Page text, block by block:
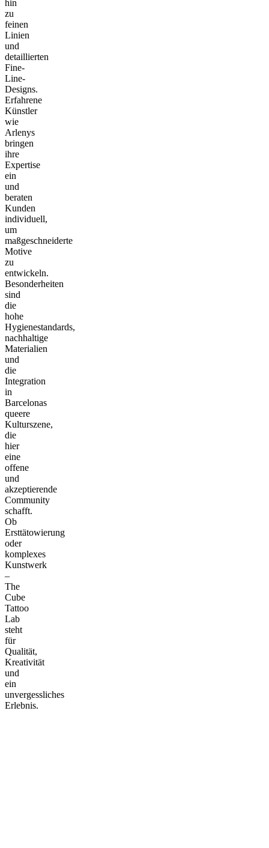
hin
zu
feinen
Linien
und
detaillierten
Fine-
Line-
Designs.
Erfahrene
Künstler
wie
Arlenys
bringen
ihre
Expertise
ein
und
beraten
Kunden
individuell,
um
maßgeschneiderte
Motive
zu
entwickeln.
Besonderheiten
sind
die
hohe
Hygienestandards,
nachhaltige
Materialien
und
die
Integration
in
Barcelonas
queere
Kulturszene,
die
hier
eine
offene
und
akzeptierende
Community
schafft.
Ob
Ersttätowierung
oder
komplexes
Kunstwerk
–
The
Cube
Tattoo
Lab
steht
für
Qualität,
Kreativität
und
ein
unvergessliches
Erlebnis.